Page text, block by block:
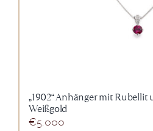
„1902“ Anhänger mit Rubellit
Weißgold
€5.000